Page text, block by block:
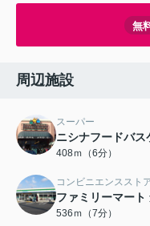
無
周辺施設
スーパー
ニシナフードバス
408ｍ（6分）
コンビニエンススト
ファミリーマート
536ｍ（7分）